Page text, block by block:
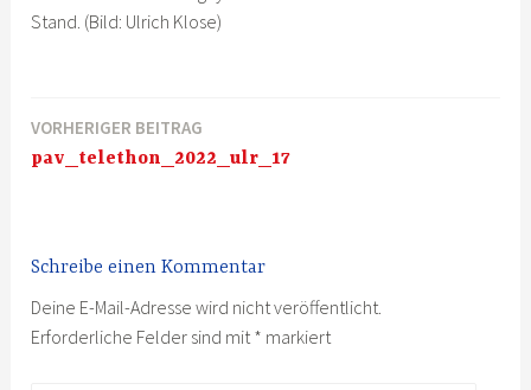
Stand. (Bild: Ulrich Klose)
Beitragsnavigation
VORHERIGER BEITRAG
pav_telethon_2022_ulr_17
Schreibe einen Kommentar
Deine E-Mail-Adresse wird nicht veröffentlicht.
Erforderliche Felder sind mit* markiert